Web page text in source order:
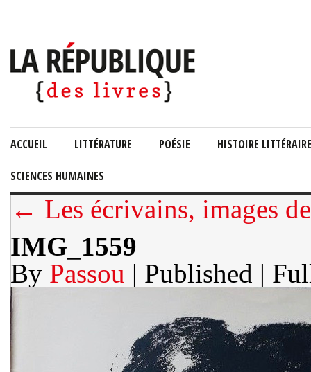
ACCUEIL LITTÉRATURE POÉSIE HISTOIRE LITTÉRAIRE
SCIENCES HUMAINES
← Les écrivains, images
IMG_1559
By Passou | Published |